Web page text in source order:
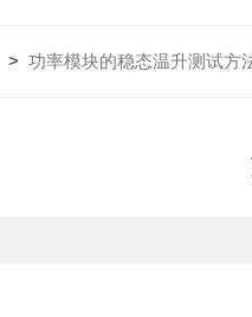
>功率模块的稳态温升测试方